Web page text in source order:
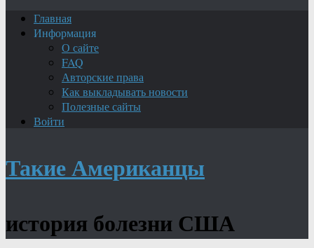
Главная
Информация
О сайте
FAQ
Авторские права
Как выкладывать новости
Полезные сайты
Войти
Такие Американцы
история болезни США